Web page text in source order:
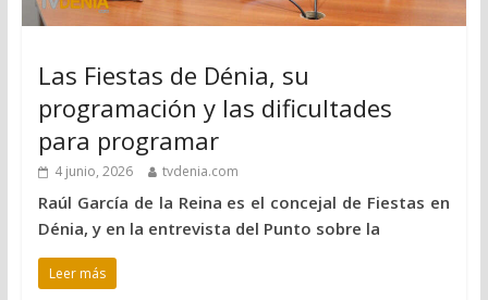
Las Fiestas de Dénia, su
programación y las dificultades
para programar
4 junio, 2026 tvdenia.com
Raúl García de la Reina es el concejal de Fiestas en
Dénia, y en la entrevista del Punto sobre la
Leer más